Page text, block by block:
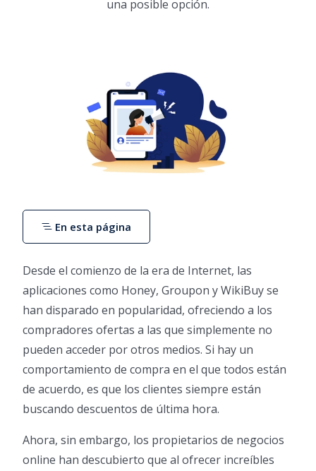
una posible opción.
Desde el comienzo de la era de Internet, las
aplicaciones como Honey, Groupon y WikiBuy se
han disparado en popularidad, ofreciendo a los
compradores ofertas a las que simplemente no
pueden acceder por otros medios. Si hay un
comportamiento de compra en el que todos están
de acuerdo, es que los clientes siempre están
buscando descuentos de última hora.
Ahora, sin embargo, los propietarios de negocios
online han descubierto que al ofrecer increíbles
En esta página